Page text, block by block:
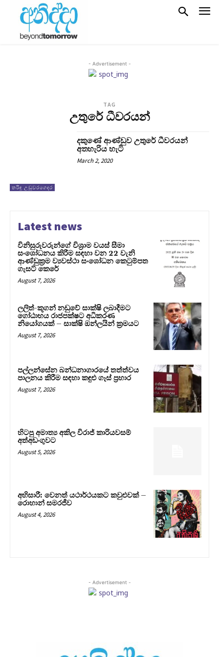
- Advertisement -
TAG
උතුරේ ධීවරයන්
තරිඳු උඩුවරගෙදර
දකුණේ ආණ්ඩුව උතුරේ ධීවරයන්
අතහැරිය හැටි
March 2, 2020
Latest news
විනිසුරුවරුන්ගේ විශ්‍රාම වයස් සීමා
සංශෝධනය කිරීම සඳහා වන 22 වැනි
ආණ්ඩුක්‍රම ව්‍යවස්ථා සංශෝධන කෙටුම්පත
ගැසට් කෙරේ
August 7, 2026
ලලිත්-කූගන් නඩුවේ සාක්ෂි ලබාදීමට
ගෝඨාභය රාජපක්ෂට අධිකරණ
නියෝගයක් – සාක්ෂි ඔන්ලයින් ක්‍රමයට
August 7, 2026
පල්ලන්සේන බන්ධනාගාරයේ තත්ත්වය
පාලනය කිරීම සඳහා කඳුළු ගෑස් ප්‍රහාර
August 7, 2026
හිටපු අමාත්‍ය අකිල විරාජ් කාරියවසම්
අත්අඩංගුවට
August 5, 2026
අභිසාරී: වෙනත් යථාර්ථයකට කවුළුවක් –
රොහාන් සමරජීව
August 4, 2026
- Advertisement -